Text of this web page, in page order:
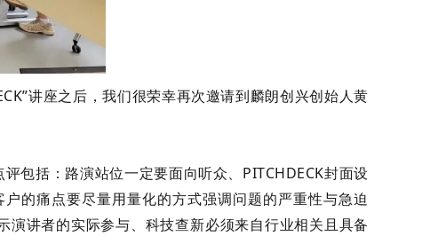
讲座之后，我们很荣幸再次邀请到麟朗创兴创始人黄
包括： 路演站位一定要面向听众、PITCHDECK封面设
的痛点要尽量用量化的方式强调问题的严重性与急迫
讲者的实际参与、科技查新必须来自行业相关且具备